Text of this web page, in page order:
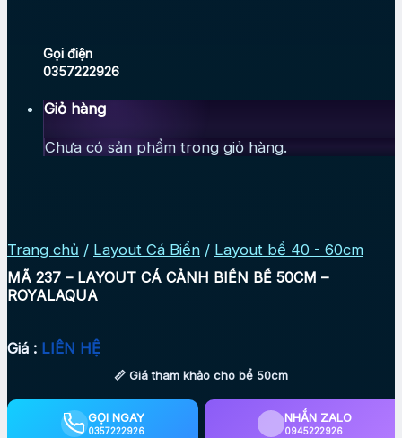
Gọi điện
0357222926
Giỏ hàng
Chưa có sản phẩm trong giỏ hàng.
Trang chủ / Layout Cá Biển / Layout bể 40 - 60cm
MÃ 237 – LAYOUT CÁ CẢNH BIỂN BỂ 50CM –
ROYALAQUA
Giá : LIÊN HỆ
📏 Giá tham khảo cho bể 50cm
GỌI NGAY
0357222926
NHẮN ZALO
0945222926